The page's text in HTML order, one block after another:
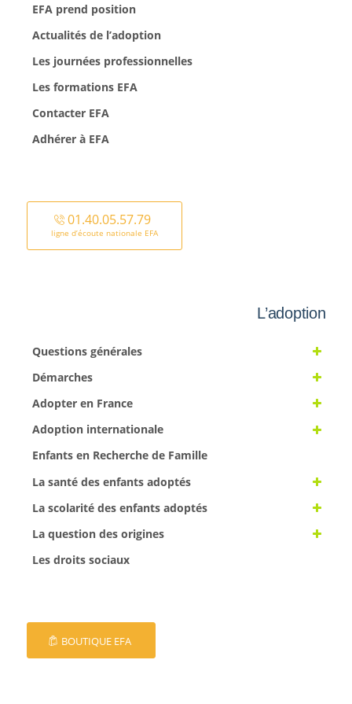
EFA prend position
Actualités de l’adoption
Les journées professionnelles
Les formations EFA
Contacter EFA
Adhérer à EFA
01.40.05.57.79
ligne d’écoute nationale EFA
L’adoption
Questions générales
Démarches
Adopter en France
Adoption internationale
Enfants en Recherche de Famille
La santé des enfants adoptés
La scolarité des enfants adoptés
La question des origines
Les droits sociaux
BOUTIQUE EFA